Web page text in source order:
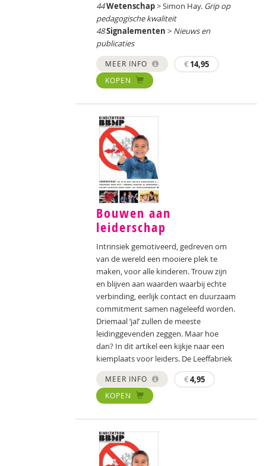
44Wetenschap> Simon Hay. Grip op
pedagogische kwaliteit
48Signalementen > Nieuws en
publicaties
MEER INFO € 14,95
KOPEN
Bouwen aan
leiderschap
Intrinsiek gemotiveerd, gedreven om
van de wereld een mooiere plek te
maken, voor alle kinderen. Trouw zijn
en blijven aan waarden waarbij echte
verbinding, eerlijk contact en duurzaam
commitment samen nageleefd worden.
Driemaal ‘ja!’ zullen de meeste
leidinggevenden zeggen. Maar hoe
dan? In dit artikel een kijkje naar een
kiemplaats voor leiders. De Leeffabriek
MEER INFO €4,95
KOPEN